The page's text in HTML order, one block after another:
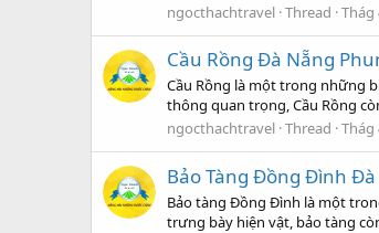
ngocthachtravel Thread Thág
Cầu Rồng Đà Nẵng
Cầu Rồng là một trong những
thông quan trọng, Cầu Rồng
ngocthachtravel Thread Thág
Bảo Tàng Đồng Đình Đà
Bảo tàng Đồng Đình là một
trưng bày hiện vật, bảo tàng